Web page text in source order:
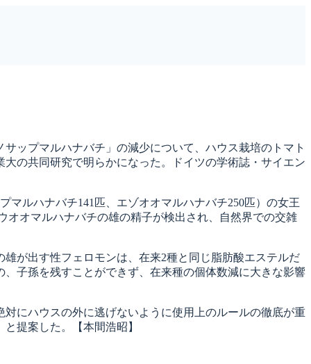
ップマルハナバチ」の減少について、ハウス栽培のトマト
の共同研究で明らかになった。ドイツの学術誌・サイエン
ルハナバチ141匹、エゾオオマルハナバチ250匹）の女王
オマルハナバチの雄の精子が検出され、自然界での交雑
が出す性フェロモンは、在来2種と同じ脂肪酸エステルだ
子孫を残すことができず、在来種の個体数減に大きな影響
にハウスの外に逃げないように使用上のルールの徹底が重
提案した。【本間浩昭】